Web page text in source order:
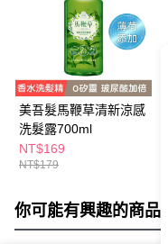
美吾髮馬鞭草清新涼感
洗髮露700ml
NT$169
NT$179
你可能有興趣的商品